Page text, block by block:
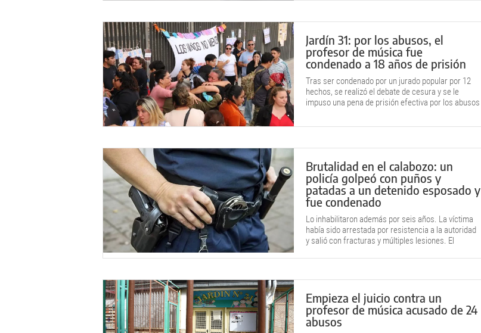
Jardín 31: por los abusos, el
profesor de música fue
condenado a 18 años de prisión
Tras ser condenado por un jurado popular por 12
hechos, se realizó el debate de cesura y se le
impuso una pena de prisión efectiva por los abusos
Brutalidad en el calabozo: un
policía golpeó con puños y
patadas a un detenido esposado y
fue condenado
Lo inhabilitaron además por seis años. La víctima
había sido arrestada por resistencia a la autoridad
y salió con fracturas y múltiples lesiones. El
Empieza el juicio contra un
profesor de música acusado de 24
abusos